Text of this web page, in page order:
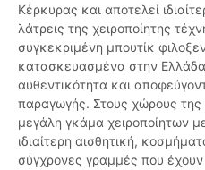
Κέρκυρας και αποτελεί
λάτρεις της χειροποίητης
συγκεκριμένη μπουτίκ
κατασκευασμένα στην
αυθεντικότητα και
παραγωγής. Στους χώρους της
μεγάλη γκάμα χειροποίητων
ιδιαίτερη αισθητική,
σύγχρονες γραμμές που έχουν